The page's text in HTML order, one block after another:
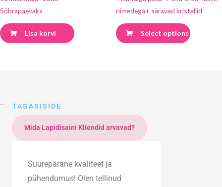
Sõbrapäevaks
Lisa korvi
nimedega+ säravad kristallid
Select options
TAGASISIDE
Mida Lapidisaini Kliendid arvavad?
Suurepärane kvaliteet ja
pühendumus! Olen tellinud